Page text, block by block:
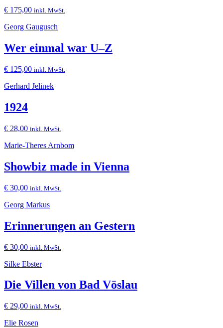
€ 175,00 inkl. MwSt.
Georg Gaugusch
Wer einmal war U–Z
€ 125,00 inkl. MwSt.
Gerhard Jelinek
1924
€ 28,00 inkl. MwSt.
Marie-Theres Arnbom
Showbiz made in Vienna
€ 30,00 inkl. MwSt.
Georg Markus
Erinnerungen an Gestern
€ 30,00 inkl. MwSt.
Silke Ebster
Die Villen von Bad Vöslau
€ 29,00 inkl. MwSt.
Elie Rosen